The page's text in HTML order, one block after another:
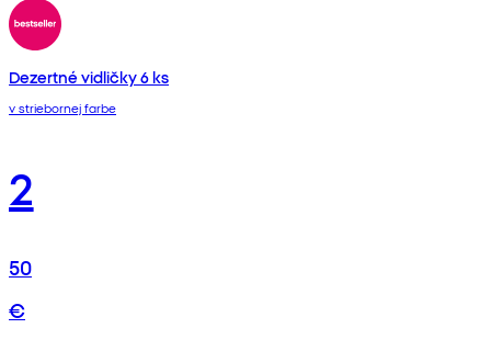
Dezertné vidličky 6 ks
v striebornej farbe
2
50
€